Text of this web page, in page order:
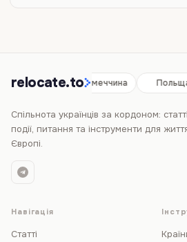
relocate.to
Іспанія Німеччина Польща
Спільнота українців за кордоном:
події, питання та інструменти для
Європі.
Навігація
Статті